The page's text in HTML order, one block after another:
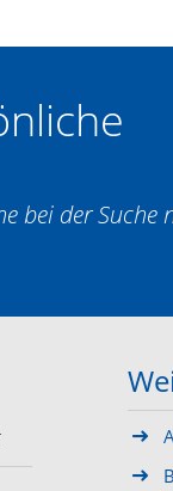
bei der Suche